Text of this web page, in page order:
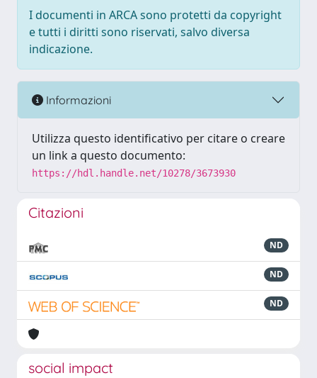
I documenti in ARCA sono protetti da copyright
e tutti i diritti sono riservati, salvo diversa
indicazione.
Informazioni
Utilizza questo identificativo per citare o creare
un link a questo documento:
https://hdl.handle.net/10278/3673930
Citazioni
ND
ND
ND
social impact